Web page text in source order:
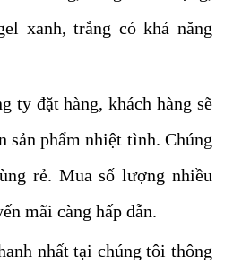
xanh, trắng có khả năng
ty đặt hàng, khách hàng sẽ
sản phẩm nhiệt tình. Chúng
rẻ. Mua số lượng nhiều
mãi càng hấp dẫn.
nhất tại chúng tôi thông